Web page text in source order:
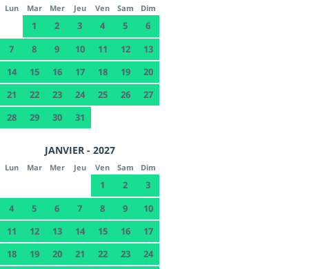
Lun Mar Mer Jeu Ven Sam Dim
1 2 3 4 5
6
7
8 9 10 11 12
13
14
15 16 17 18 19
20
21
22 23 24 25 26
27
28
29 30 31
JANVIER - 2027
Lun Mar Mer Jeu Ven Sam Dim
1 2
3
4
5 6 7 8 9
10
11
12 13 14 15 16
17
18
19 20 21 22 23
24